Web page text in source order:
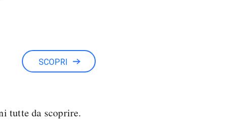
SCOPRI
tutte da scoprire.